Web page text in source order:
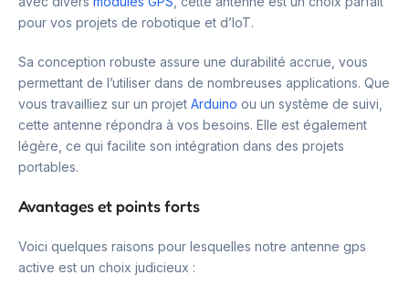
pour vos projets de robotique et d’IoT.
Sa conception robuste assure une durabilité accrue, vous
permettant de l’utiliser dans de nombreuses applications. Que
vous travailliez sur un projet Arduino ou un système de suivi,
cette antenne répondra à vos besoins. Elle est également
légère, ce qui facilite son intégration dans des projets
portables.
Avantages et points forts
Voici quelques raisons pour lesquelles notre antenne gps
active est un choix judicieux :